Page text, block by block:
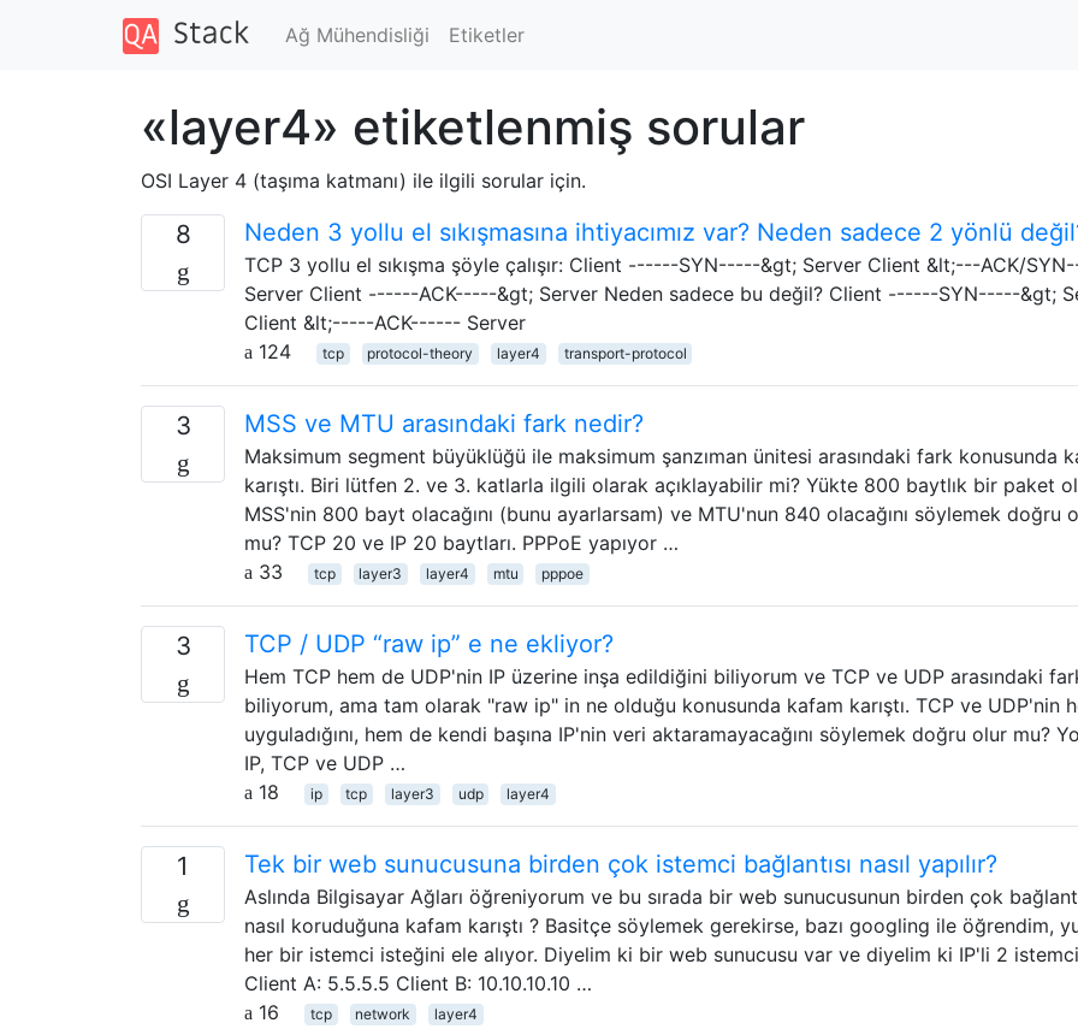
Ağ Mühendisliği Etiketler
«layer4» etiketlenmiş sorular
OSI Layer 4 (taşıma katmanı) ile ilgili sorular için.
8 Neden 3 yollu el sıkışmasına ihtiyacımız var? Neden sadece 2 yönlü
TCP 3 yollu el sıkışma şöyle çalışır: Client ------SYN-----&gt; Server Client &lt;---ACK/
Server Client ------ACK-----&gt; Server Neden sadece bu değil? Client ------SYN-----&gt;
Client &lt;-----ACK------ Server
124
tcp protocol-theory layer4 transport-protocol
3 MSS ve MTU arasındaki fark nedir?
Maksimum segment büyüklüğü ile maksimum şanzıman ünitesi arasındaki fark konusunda
karıştı. Biri lütfen 2. ve 3. katlarla ilgili olarak açıklayabilir mi? Yükte 800 baytlık bir paket
MSS'nin 800 bayt olacağını (bunu ayarlarsam) ve MTU'nun 840 olacağını söylemek doğru
mu? TCP 20 ve IP 20 baytları. PPPoE yapıyor …
33
tcp layer3 layer4 mtu pppoe
3 TCP / UDP “raw ip” e ne ekliyor?
Hem TCP hem de UDP'nin IP üzerine inşa edildiğini biliyorum ve TCP ve UDP arasındaki
biliyorum, ama tam olarak "raw ip" in ne olduğu konusunda kafam karıştı. TCP ve UDP'nin
uyguladığını, hem de kendi başına IP'nin veri aktaramayacağını söylemek doğru olur mu?
IP, TCP ve UDP …
18
ip tcp layer3 udp layer4
1 Tek bir web sunucusuna birden çok istemci bağlantısı nasıl yapılır?
Aslında Bilgisayar Ağları öğreniyorum ve bu sırada bir web sunucusunun birden çok
nasıl koruduğuna kafam karıştı ? Basitçe söylemek gerekirse, bazı googling ile öğrendim,
her bir istemci isteğini ele alıyor. Diyelim ki bir web sunucusu var ve diyelim ki IP'li 2 istemci
Client A: 5.5.5.5 Client B: 10.10.10.10 …
16
tcp network layer4